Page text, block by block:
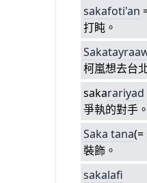
sakafoti'an
打盹。
柯嵐想去台
sakarariyad
爭執的對手。
Saka tana(=
裝飾。
sakalafi